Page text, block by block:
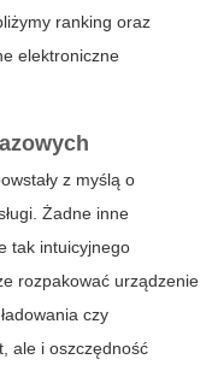
ranking oraz
elektroniczne
z myślą o
Żadne inne
tak intuicyjnego
rozpakować urządzenie
czy
ale i oszczędność